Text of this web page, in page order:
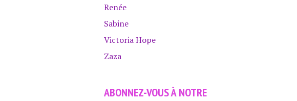
Renée
Sabine
Victoria Hope
Zaza
ABONNEZ-VOUS À NOTRE